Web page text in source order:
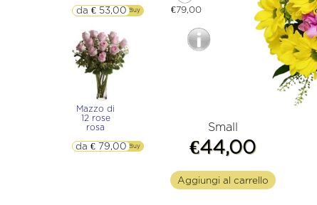
Usa e Canada
Brasile
Svizzera
Regno Unito e Irlanda del Nord
Spagna e Baleri
Milano
▷▷ Buy
da € 53,00
Mazzo di
12 rose
rosa
▷▷ Buy
da € 79,00
€79,00
Small
€44,00
Aggiungi al carrello